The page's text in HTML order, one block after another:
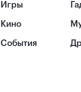
Игры
Кино
События